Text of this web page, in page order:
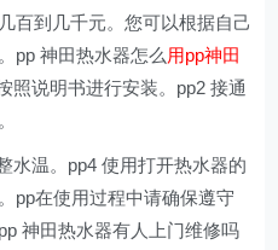
百到几千元。您可以根据自己
pp 神田热水器怎么 用pp神田
照说明书进行安装。pp2 接通
水温。pp4 使用打开热水器的
pp在使用过程中请确保遵守
神田热水器有人上门维修吗